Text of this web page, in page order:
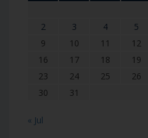
2
3 4 5
9
10 11 12
16
17 18 19
23
24 25 26
30
31
« Jul